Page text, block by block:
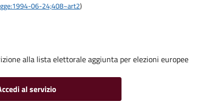
06-24;408~art2)
alla lista elettorale aggiunta per elezioni europee
al servizio